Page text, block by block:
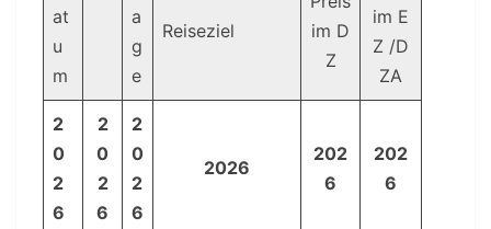
at
u
m
a
g
e
Reiseziel
im D
Z
im E
Z /D
ZA
2
0
2
6
2
0
2
6
2
0
2
6
2026
202
6
202
6